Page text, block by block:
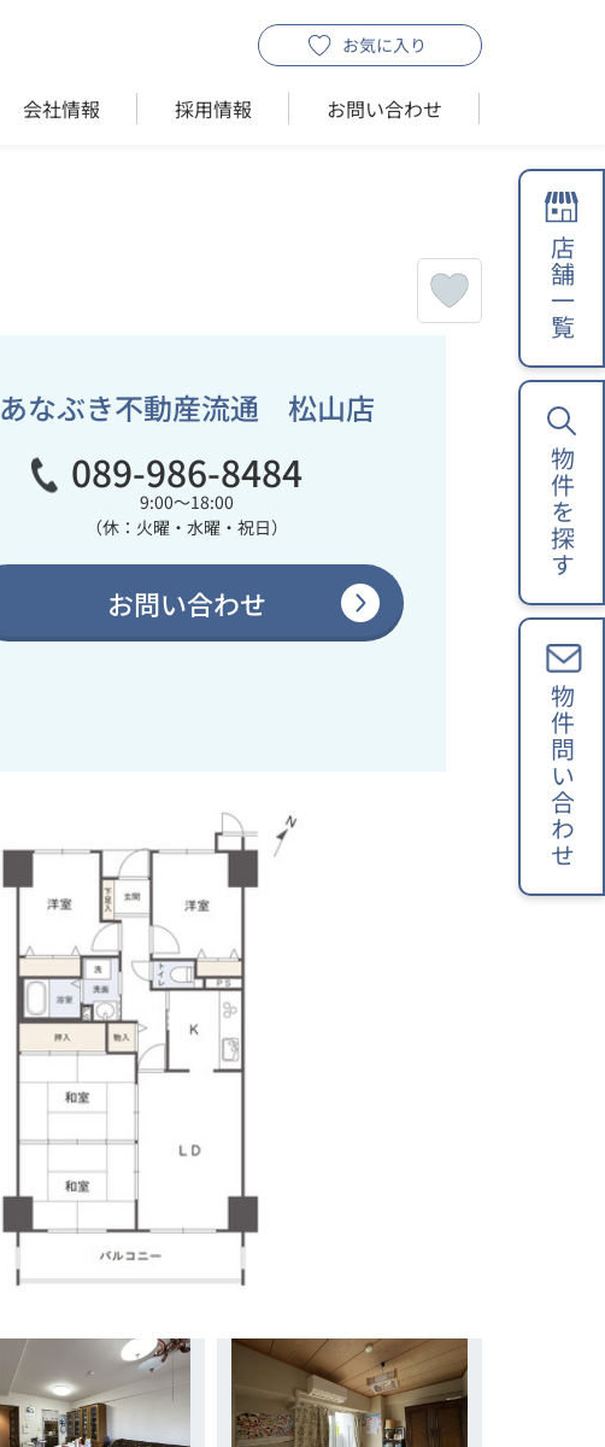
お気に入り
会社情報 採用情報 お問い合わせ
あなぶき不動産流通 松山店
089-986-8484
9:00～18:00
（休：火曜・水曜・祝日）
お問い合わせ
店舗一覧
物件を探す
物件問い合わせ